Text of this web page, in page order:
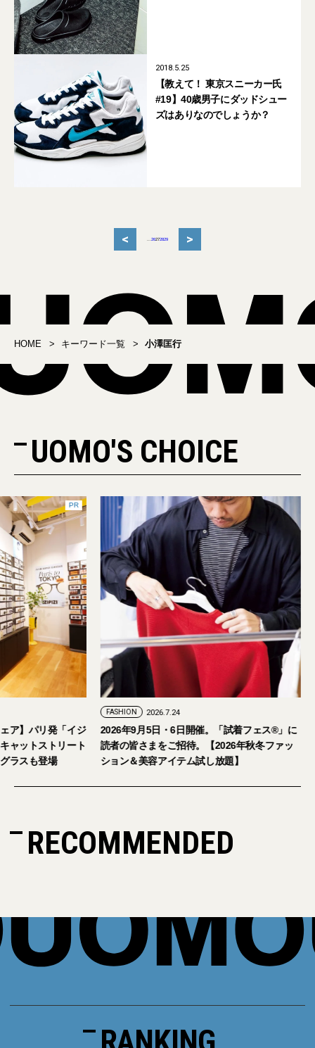
2018.5.25
【教えて！ 東京スニーカー氏
#19】40歳男子にダッドシュー
ズはありなのでしょうか？
< 26272829 >
HOME キーワード一覧 小澤匡行
UOMO'S CHOICE
PR
ア】パリ発「イジ
ャットストリート
ラスも登場
FASHION 2026.7.24
2026年9月5日・6日開催。「試着フェス®︎」に
読者の皆さまをご招待。【2026年秋冬ファッ
ション＆美容アイテム試し放題】
RECOMMENDED